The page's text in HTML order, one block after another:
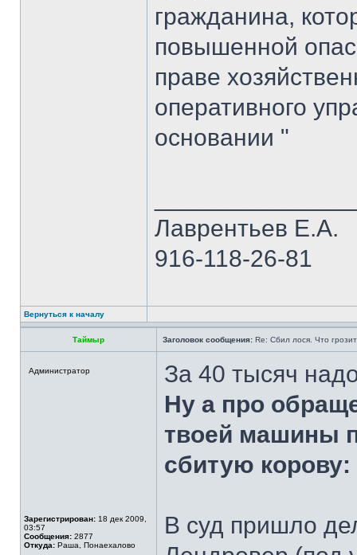
гражданина,
повышенной
праве
оперативного
основании "
Лаврентьев Е.А.
916-118-26-81
Вернуться к началу
Таймыр Заголовок сообщения: Re: Сбил лося. Что
Администратор
Зарегистрирован: 18 дек 2009,
03:57
Сообщения: 2877
Откуда: Раша, Понаехалово
За 40 тысяч
Ну а про
твоей машины
сбитую корову:
В суд пришло